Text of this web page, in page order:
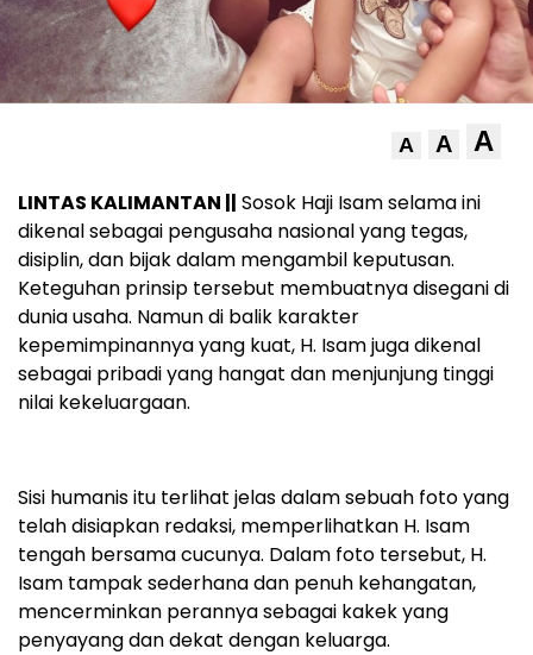
A A A
LINTAS KALIMANTAN || Sosok Haji Isam selama ini
dikenal sebagai pengusaha nasional yang tegas,
disiplin, dan bijak dalam mengambil keputusan.
Keteguhan prinsip tersebut membuatnya disegani di
dunia usaha. Namun di balik karakter
kepemimpinannya yang kuat, H. Isam juga dikenal
sebagai pribadi yang hangat dan menjunjung tinggi
nilai kekeluargaan.
Sisi humanis itu terlihat jelas dalam sebuah foto yang
telah disiapkan redaksi, memperlihatkan H. Isam
tengah bersama cucunya. Dalam foto tersebut, H.
Isam tampak sederhana dan penuh kehangatan,
mencerminkan perannya sebagai kakek yang
penyayang dan dekat dengan keluarga.